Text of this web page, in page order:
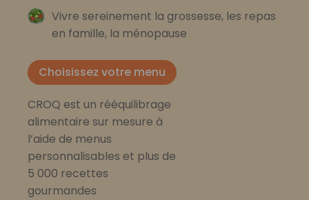
Vivre sereinement la grossesse, les repas
en famille, la ménopause
Choisissez votre menu
CROQ est un rééquilibrage
alimentaire sur mesure à
l’aide de menus
personnalisables et plus de
5 000 recettes
gourmandes